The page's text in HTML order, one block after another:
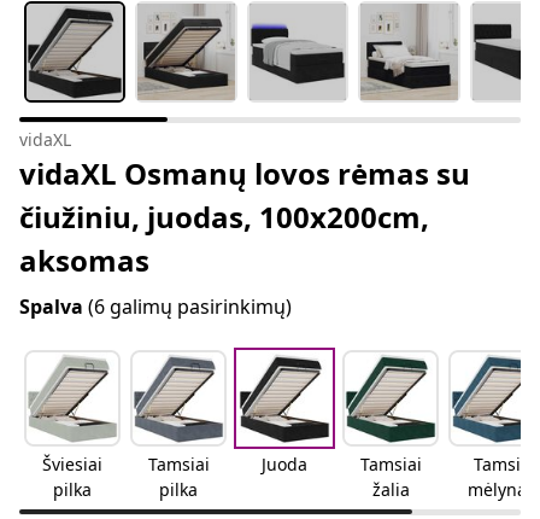
vidaXL
vidaXL Osmanų lovos rėmas su
čiužiniu, juodas, 100x200cm,
aksomas
Spalva (6 galimų pasirinkimų)
Šviesiai
pilka
Tamsiai
pilka
Juoda
Tamsiai
žalia
Tamsi
mėlyna